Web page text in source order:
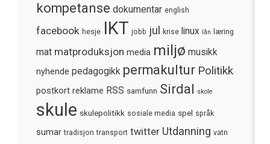
kompetanse dokumentar english
facebook hesje IKT jobb jul krise linux lån læring
mat matproduksjon media miljø musikk
nyhende pedagogikk permakultur Politikk
postkort reklame RSS samfunn Sirdal skole
skule skulepolitikk sosiale media spel språk
sumar tradisjon transport twitter Utdanning vatn